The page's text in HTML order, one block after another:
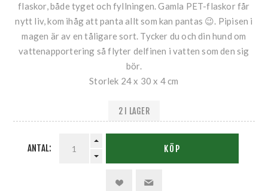
flaskor, både tyget och fyllningen. Gamla PET-flaskor får
nytt liv, kom ihåg att panta allt som kan pantas 😉. Pipisen i
magen är av en tåligare sort. Tycker du och din hund om
vattenapportering så flyter delfinen i vatten som den sig
bör.
Storlek 24 x 30 x 4 cm
2 I LAGER
ANTAL: KÖP